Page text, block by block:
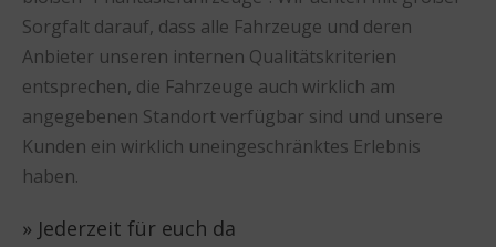
Sorgfalt darauf, dass alle Fahrzeuge und deren
Anbieter unseren internen Qualitätskriterien
entsprechen, die Fahrzeuge auch wirklich am
angegebenen Standort verfügbar sind und unsere
Kunden ein wirklich uneingeschränktes Erlebnis
haben.
» Jederzeit für euch da